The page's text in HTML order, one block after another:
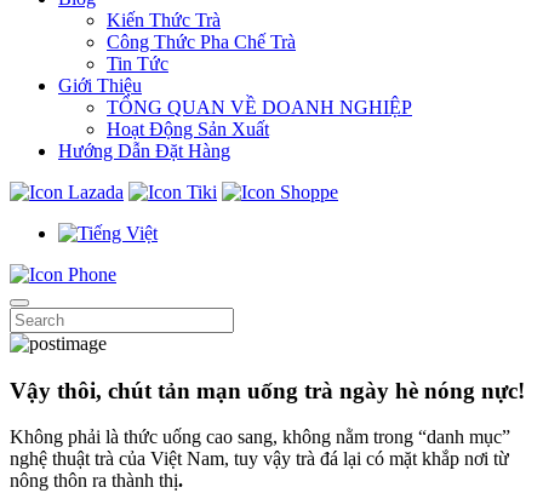
Kiến Thức Trà
Công Thức Pha Chế Trà
Tin Tức
Giới Thiệu
TỔNG QUAN VỀ DOANH NGHIỆP
Hoạt Động Sản Xuất
Hướng Dẫn Đặt Hàng
Vậy thôi, chút tản mạn uống trà ngày hè nóng nực!
Không phải là thức uống cao sang, không nằm trong “danh mục”
nghệ thuật trà của Việt Nam, tuy vậy trà đá lại có mặt khắp nơi từ
nông thôn ra thành thị.